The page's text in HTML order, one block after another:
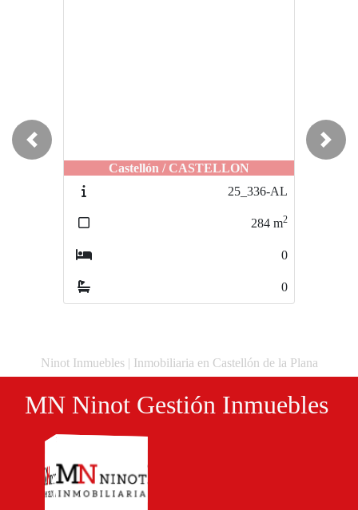
Castellón / CASTELLON
25_336-AL
284 m2
0
0
Previous Next
Ninot Inmuebles | Inmobiliaria en Castellón de la Plana
MN Ninot Gestión Inmuebles